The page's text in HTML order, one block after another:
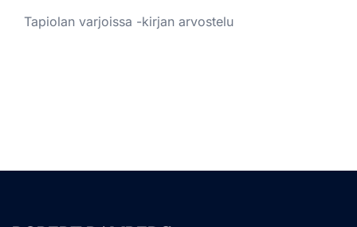
Tapiolan varjoissa -kirjan arvostelu